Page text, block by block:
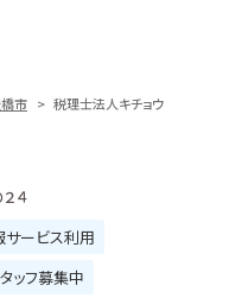
市 税理士法人キチョウ
４
サービス利用
ッフ募集中